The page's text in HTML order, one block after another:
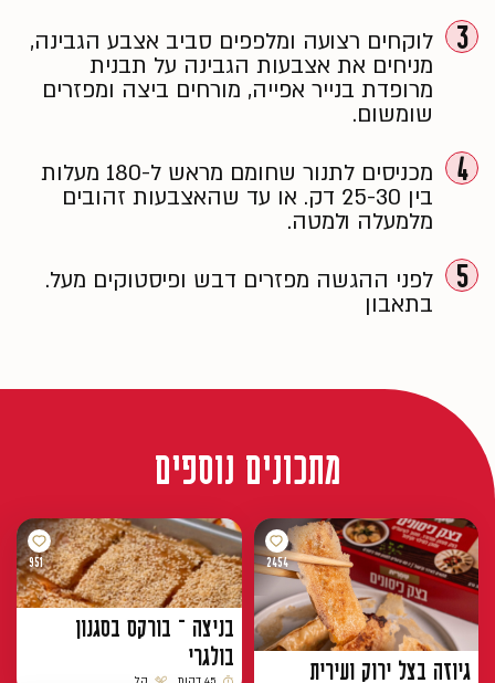
3
לוקחים רצועה ומלפפים סביב אצבע הגבינה,
מניחים את אצבעות הגבינה על תבנית
מרופדת בנייר אפייה, מורחים ביצה ומפזרים
שומשום.
4
מכניסים לתנור שחומם מראש ל-180 מעלות
בין 25-30 דק. או עד שהאצבעות זהובים
מלמעלה ולמטה.
5
לפני ההגשה מפזרים דבש ופיסטוקים מעל.
בתאבון
מתכונים נוספים
2454
גיוזה בצל ירוק ועירית
951
בניצה – בורקס בסגנון
בולגרי